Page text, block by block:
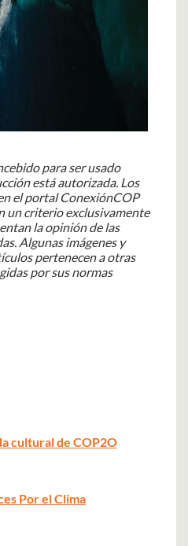
para ser usado
está autorizada. Los
el portal ConexiónCOP
un criterio exclusivamente
la opinión de las
Algunas imágenes y
pertenecen a otras
por sus normas
cultural de COP2O
Por el Clima